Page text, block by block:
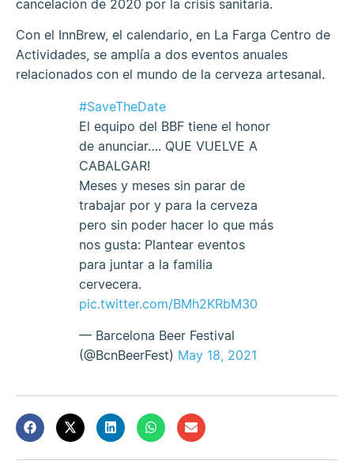
cancelación de 2020 por la crisis sanitaria.
Con el InnBrew, el calendario, en La Farga Centro de
Actividades, se amplía a dos eventos anuales
relacionados con el mundo de la cerveza artesanal.
#SaveTheDate
El equipo del BBF tiene el honor
de anunciar…. QUE VUELVE A
CABALGAR!
Meses y meses sin parar de
trabajar por y para la cerveza
pero sin poder hacer lo que más
nos gusta: Plantear eventos
para juntar a la familia
cervecera.
pic.twitter.com/BMh2KRbM30
— Barcelona Beer Festival
(@BcnBeerFest) May 18, 2021